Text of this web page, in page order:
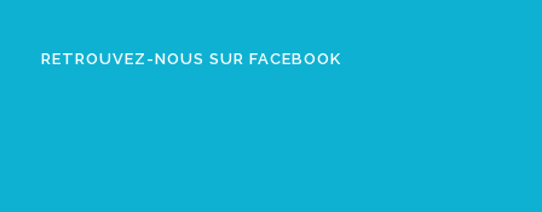
RETROUVEZ-NOUS SUR FACEBOOK